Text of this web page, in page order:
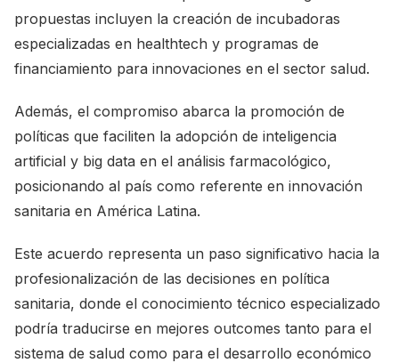
propuestas incluyen la creación de incubadoras
especializadas en healthtech y programas de
financiamiento para innovaciones en el sector salud.
Además, el compromiso abarca la promoción de
políticas que faciliten la adopción de inteligencia
artificial y big data en el análisis farmacológico,
posicionando al país como referente en innovación
sanitaria en América Latina.
Este acuerdo representa un paso significativo hacia la
profesionalización de las decisiones en política
sanitaria, donde el conocimiento técnico especializado
podría traducirse en mejores outcomes tanto para el
sistema de salud como para el desarrollo económico